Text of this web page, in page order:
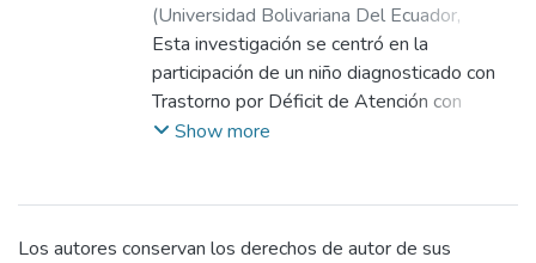
(Universidad Bolivariana Del Ecuador,
2025-02-13)Castro Rueda ,Cristian
Andrés;Menacho Chico, Tránsito Gabriela;
Contreras Jauregui, Fabian Andres
Esta investigación se centró en la
participación de un niño diagnosticado con
Trastorno por Déficit de Atención con
Hiperactividad (TDAH) en entrenamientos
inclusiva para el favorecimiento del proceso
Show more
Los autores conservan los derechos de autor de sus